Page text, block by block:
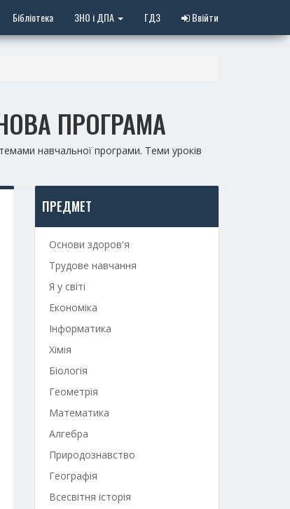
Бібліотека ЗНО і ДПА ГДЗ Ввійти
ПРОГРАМА
навчальної програми. Теми уроків
ПРЕДМЕТ
Основи здоров'я
Трудове навчання
Я у світі
Економіка
Інформатика
Хімія
Біологія
Геометрія
Математика
Алгебра
Природознавство
Географія
Всесвітня історія